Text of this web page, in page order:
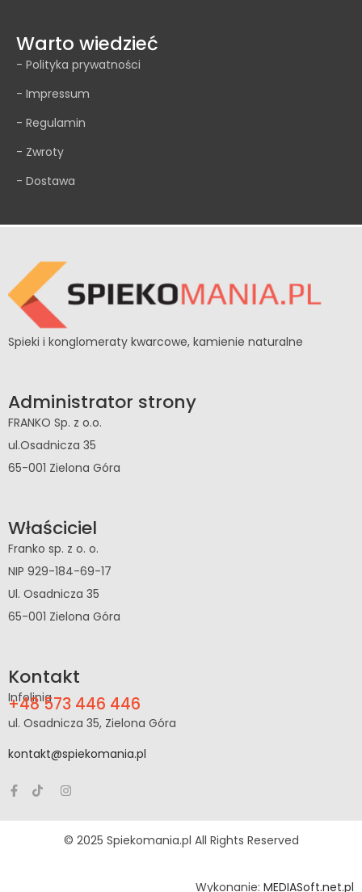
Warto wiedzieć
- Polityka prywatności
- Impressum
- Regulamin
- Zwroty
- Dostawa
Spieki i konglomeraty kwarcowe, kamienie naturalne
Administrator strony
FRANKO Sp. z o.o.
ul.Osadnicza 35
65-001 Zielona Góra
Właściciel
Franko sp. z o. o.
NIP 929-184-69-17
Ul. Osadnicza 35
65-001 Zielona Góra
Kontakt
Infolinia
+48 573 446 446
ul. Osadnicza 35, Zielona Góra
kontakt@spiekomania.pl
© 2025 Spiekomania.pl All Rights Reserved
Wykonanie: MEDIASoft.net.pl